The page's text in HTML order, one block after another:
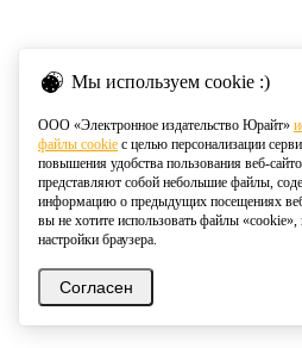
Мы используем cookie :)
ООО «Электронное издательство Юрайт»
файлы cookie с целью персонализации
повышения удобства пользования веб-
представляют собой небольшие файлы,
информацию о предыдущих посещениях
вы не хотите использовать файлы «cookie»,
настройки браузера.
Согласен